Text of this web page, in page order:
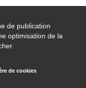
de publication
optimisation de la
de cookies